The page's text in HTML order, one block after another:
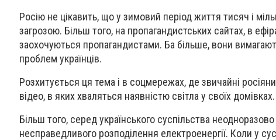
Росію не цікавить, що у зимовий період життя тисяч і
загрозою. Більш того, на пропагандистських сайтах, в
заохочуються пропагандистами. Ба більше, вони
проблем українців.
Розхитується ця тема і в соцмережах, де звичайні
відео, в яких хваляться наявністю світла у своїх домівках.
Більш того, серед українського суспільства
несправедливого розподілення електроенергії. Коли у